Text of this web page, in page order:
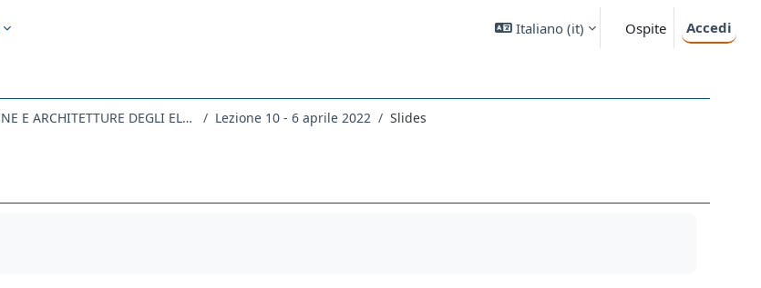
Italiano ‎(it)‎ Ospite Accedi
257SM-2 - PROGRAMMAZIONE E ARCHITETTURE DEGLI ELABORATORI - mod. B 2021 Lezione 10 - 6 aprile 2022 Slides